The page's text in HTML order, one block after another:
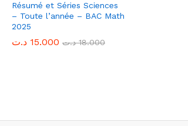
Résumé et Séries Sciences
– Toute l’année – BAC Math
2025
15.000 د.ت 18.000 د.ت 15.000 د.ت 18.000 د.ت